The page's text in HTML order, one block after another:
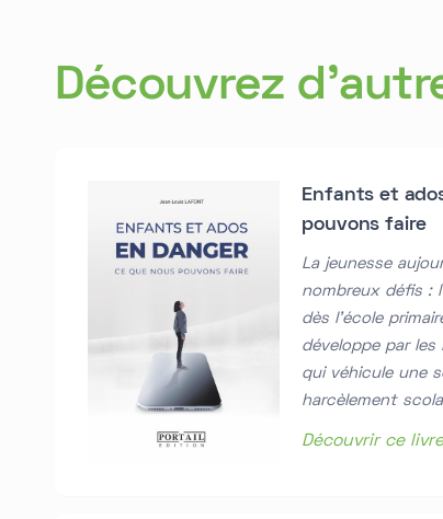
Découvrez
Enfants et
pouvons faire
La jeunesse
nombreux défis :
dès l'école
développe par
qui véhicule une
harcèlement
Découvrir ce